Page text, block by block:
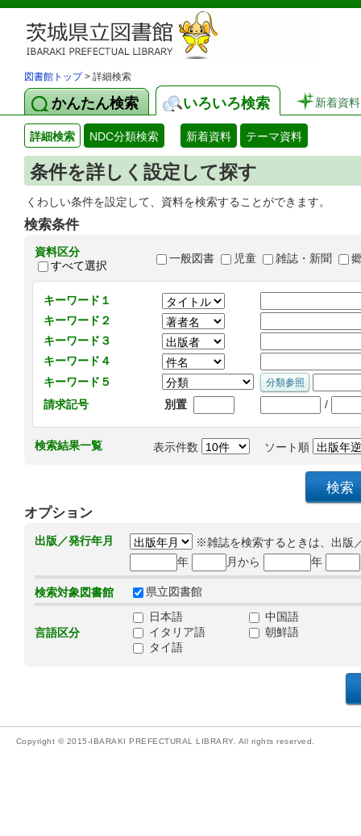
図書館トップ> 詳細検索
かんたん検索 いろいろ検索 新着資料
詳細検索 NDC分類検索 新着資料 テーマ資料
条件を詳しく設定して探す
くわしい条件を設定して、資料を検索することができます。
検索条件
資料区分
すべて選択
一般図書 児童 雑誌・新聞
キーワード１
キーワード２
キーワード３
キーワード４
キーワード５
請求記号
別置 /
検索結果一覧 表示件数 ソート順
オプション
出版／発行年月
※雑誌を検索するときは、出版
年
月から 年
検索対象図書館 県立図書館
言語区分
日本語
中国語
イタリア語
朝鮮語
タイ語
Copyright © 2015-IBARAKI PREFECTURAL LIBRARY. All rights reserved.